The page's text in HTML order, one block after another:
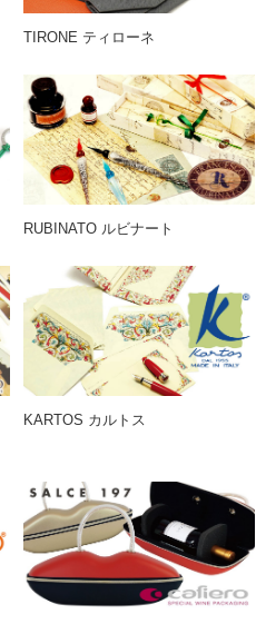
TIRONE ティローネ
RUBINATO ルビナート
KARTOS カルトス